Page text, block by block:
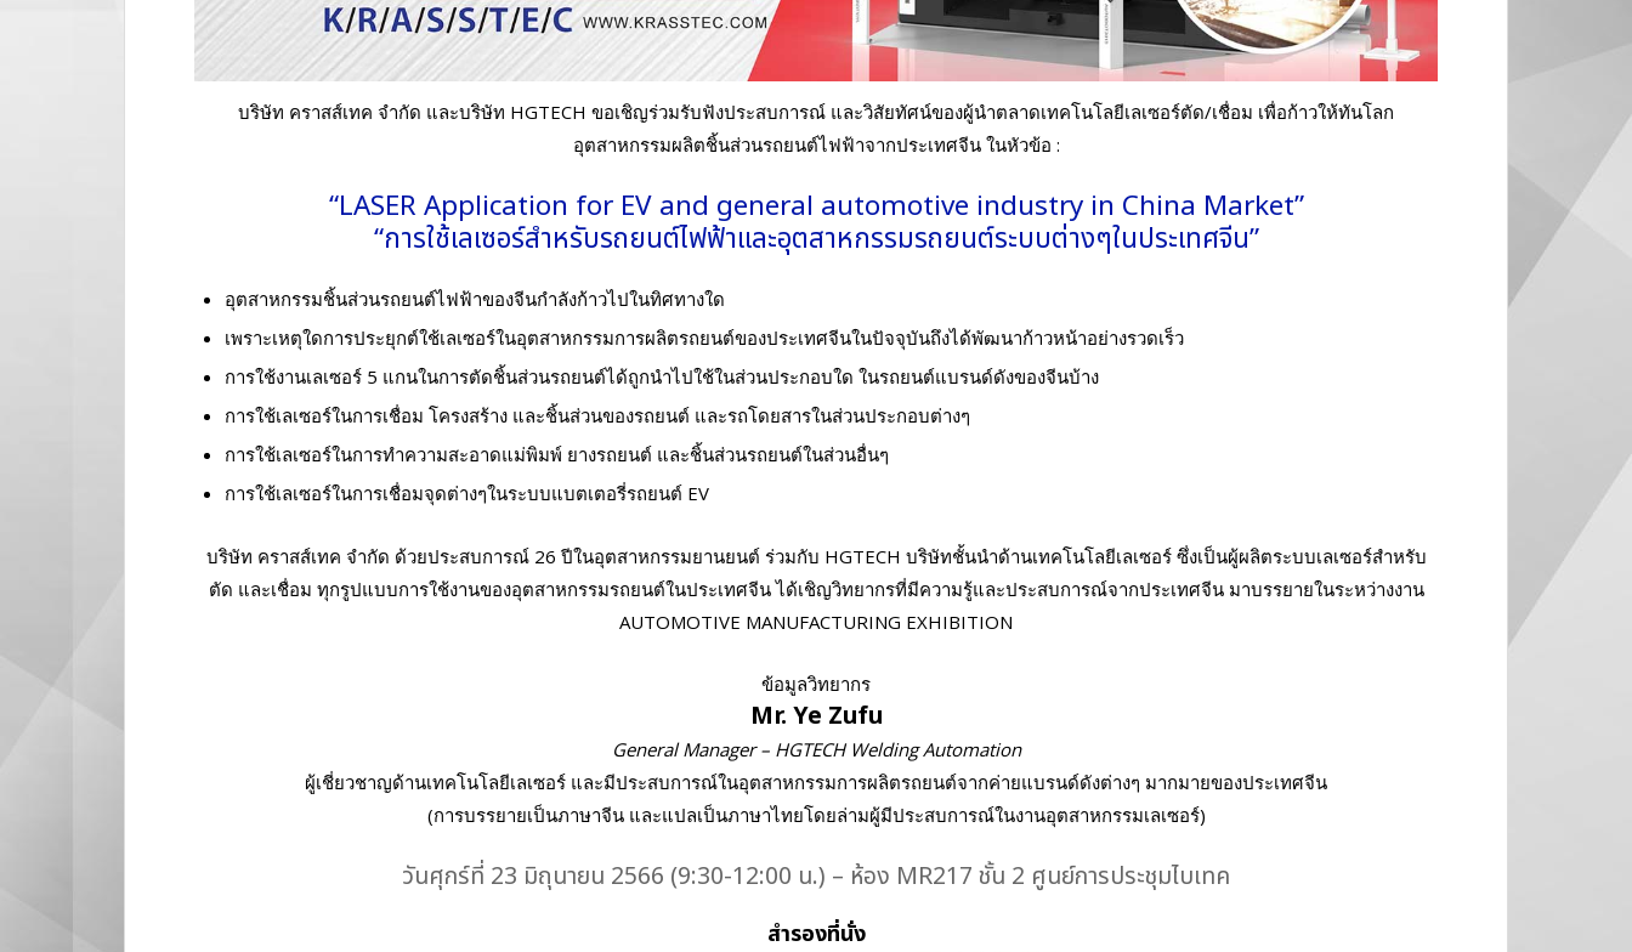
บริษัท คราสส์เทค จํากัด และบริษัท HGTECH ขอเชิญร่วมรับฟังประสบการณ์ และวิสัยทัศน์ของผู้นำตลาดเทคโนโลยีเลเซอร์ตัด/เชื่อม เพื่อก้าวให้ทันโลก
อุตสาหกรรมผลิตชิ้นส่วนรถยนต์ไฟฟ้าจากประเทศจีน ในหัวข้อ :
“LASER Application for EV and general automotive industry in China Market”
“การใช้เลเซอร์สำหรับรถยนต์ไฟฟ้าและอุตสาหกรรมรถยนต์ระบบต่างๆในประเทศจีน”
อุตสาหกรรมชิ้นส่วนรถยนต์ไฟฟ้าของจีนกำลังก้าวไปในทิศทางใด
เพราะเหตุใดการประยุกต์ใช้เลเซอร์ในอุตสาหกรรมการผลิตรถยนต์ของประเทศจีนในปัจจุบันถึงได้พัฒนาก้าวหน้าอย่างรวดเร็ว
การใช้งานเลเซอร์ 5 แกนในการตัดชิ้นส่วนรถยนต์ได้ถูกนำไปใช้ในส่วนประกอบใด ในรถยนต์แบรนด์ดังของจีนบ้าง
การใช้เลเซอร์ในการเชื่อม โครงสร้าง และชิ้นส่วนของรถยนต์ และรถโดยสารในส่วนประกอบต่างๆ
การใช้เลเซอร์ในการทำความสะอาดแม่พิมพ์ ยางรถยนต์ และชิ้นส่วนรถยนต์ในส่วนอื่นๆ
การใช้เลเซอร์ในการเชื่อมจุดต่างๆในระบบแบตเตอรี่รถยนต์ EV
บริษัท คราสส์เทค จํากัด ด้วยประสบการณ์ 26 ปีในอุตสาหกรรมยานยนต์ ร่วมกับ HGTECH บริษัทชั้นนำด้านเทคโนโลยีเลเซอร์ ซึ่งเป็นผู้ผลิตระบบเลเซอร์สำหรับ
ตัด และเชื่อม ทุกรูปแบบการใช้งานของอุตสาหกรรมรถยนต์ในประเทศจีน ได้เชิญวิทยากรที่มีความรู้และประสบการณ์จากประเทศจีน มาบรรยายในระหว่างงาน
AUTOMOTIVE MANUFACTURING EXHIBITION
ข้อมูลวิทยากร
Mr. Ye Zufu
General Manager – HGTECH Welding Automation
ผู้เชี่ยวชาญด้านเทคโนโลยีเลเซอร์ และมีประสบการณ์ในอุตสาหกรรมการผลิตรถยนต์จากค่ายแบรนด์ดังต่างๆ มากมายของประเทศจีน
(การบรรยายเป็นภาษาจีน และแปลเป็นภาษาไทยโดยล่ามผู้มีประสบการณ์ในงานอุตสาหกรรมเลเซอร์)
วันศุกร์ที่ 23 มิถุนายน 2566 (9:30-12:00 น.) – ห้อง MR217 ชั้น 2 ศูนย์การประชุมไบเทค
สำรองที่นั่ง